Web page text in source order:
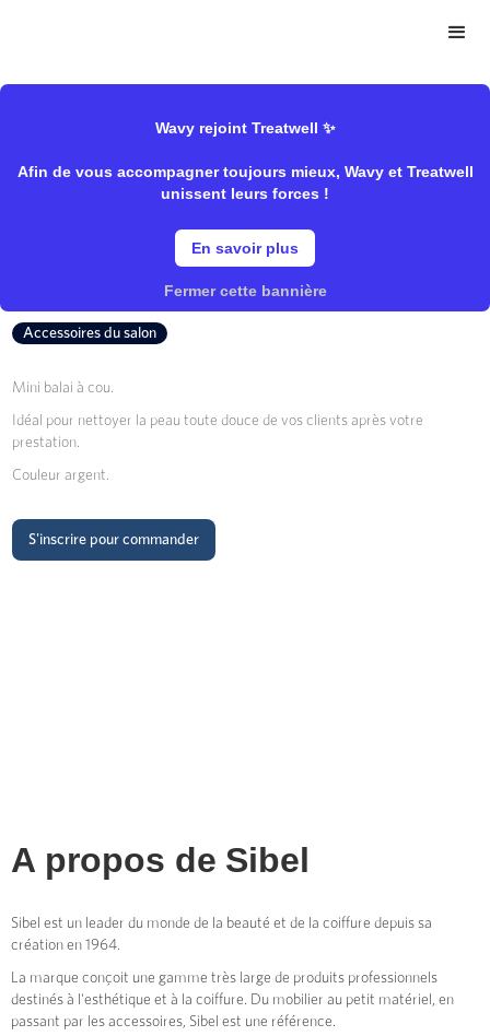
Wavy rejoint Treatwell ✨
Afin de vous accompagner toujours mieux, Wavy et Treatwell
unissent leurs forces !
En savoir plus
Fermer cette bannière
Balai à Cou
Accessoires du salon
Mini balai à cou.
Idéal pour nettoyer la peau toute douce de vos clients après votre
prestation.
Couleur argent.
S'inscrire pour commander
A propos de Sibel
Sibel est un leader du monde de la beauté et de la coiffure depuis sa
création en 1964.
La marque conçoit une gamme très large de produits professionnels
destinés à l'esthétique et à la coiffure. Du mobilier au petit matériel, en
passant par les accessoires, Sibel est une référence.